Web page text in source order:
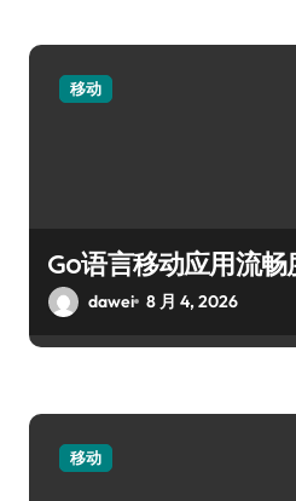
移动
Go语言移动应用流畅
dawei 8 月 4, 2026
移动